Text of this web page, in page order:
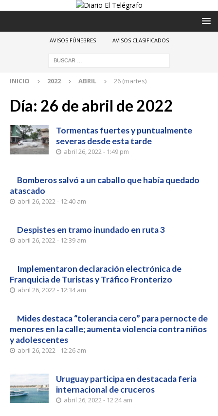
AVISOS FÚNEBRES AVISOS CLASIFICADOS
INICIO 2022 ABRIL 26 (martes)
Día: 26 de abril de 2022
Tormentas fuertes y puntualmente
severas desde esta tarde
abril 26, 2022 - 1:49 pm
Bomberos salvó a un caballo que había quedado
atascado
abril 26, 2022 - 12:40 am
Despistes en tramo inundado en ruta 3
abril 26, 2022 - 12:39 am
Implementaron declaración electrónica de
Franquicia de Turistas y Tráfico Fronterizo
abril 26, 2022 - 12:34 am
Mides destaca “tolerancia cero” para pernocte de
menores en la calle; aumenta violencia contra niños
y adolescentes
abril 26, 2022 - 12:26 am
Uruguay participa en destacada feria
internacional de cruceros
abril 26, 2022 - 12:24 am